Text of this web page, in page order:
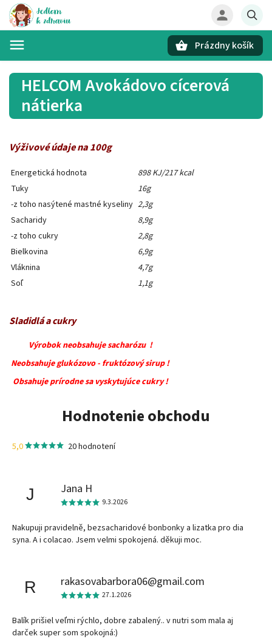
Prázdny košík
HELCOM Avokádovo cícerová
nátierka
Výživové údaje na 100g
Energetická hodnota
898 KJ/217 kcal
Tuky
16g
-z toho nasýtené mastné kyseliny 2,3g
Sacharidy
8,9g
-z toho cukry
2,8g
Bielkovina
6,9g
Vláknina
4,7g
Soľ
1,1g
Sladidlá a cukry
Výrobok neobsahuje sacharózu !
Neobsahuje glukózovo - fruktózový sirup !
Obsahuje prírodne sa vyskytujúce cukry !
Hodnotenie obchodu
5,0 20 hodnotení
J Jana H
9.3.2026
Nakupuji pravidelně, bezsacharidové bonbonky a lizatka pro dia
syna. A i colacao. Jsem velmi spokojená. děkuji moc.
R rakasovabarbora06@gmail.com
27.1.2026
Balík prišiel veľmi rýchlo, dobre zabalený.. v nutri som mala aj
darček super som spokojná:)